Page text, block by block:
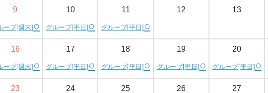
9
ープ[週末] ○
10
グループ[平日] ○
11
グループ[平日] ○
12 13
16
ープ[週末] ○
17
グループ[平日] ○
18
グループ[平日] ○
19
グループ[平日] ○
20
グループ[平日] ○
23 24 25 26 27